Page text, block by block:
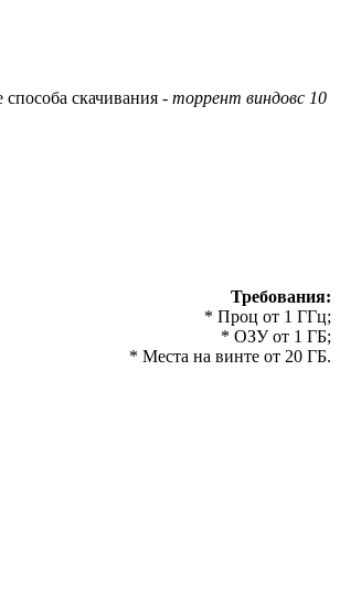
скачивания - торрент виндовс 10
Требования:
* Проц от 1 ГГц;
* ОЗУ от 1 ГБ;
* Места на винте от 20 ГБ.